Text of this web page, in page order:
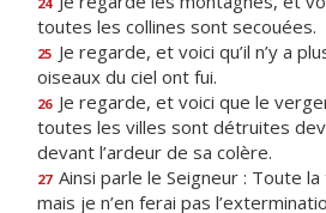
toutes les collines sont secouées.
25 Je regarde, et voici qu’il n’y a
oiseaux du ciel ont fui.
26 Je regarde, et voici que le
toutes les villes sont détruites
devant l’ardeur de sa colère.
27 Ainsi parle le Seigneur : Toute
mais je n’en ferai pas